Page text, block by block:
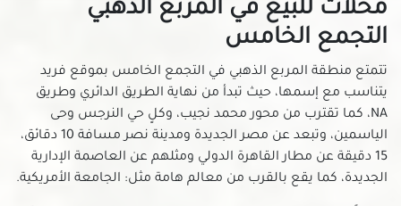
محلات للبيع في المربع الذهبي
التجمع الخامس
تتمتع منطقة المربع الذهبي في التجمع الخامس بموقع فريد
يتناسب مع إسمها، حيث تبدأ من نهاية الطريق الدائري وطريق
NA، كما تقترب من محور محمد نجيب، وكلٍ حي النرجس وحى
الياسمين، وتبعد عن مصر الجديدة ومدينة نصر مسافة 10 دقائق،
15 دقيقة عن مطار القاهرة الدولي ومثلهم عن العاصمة الإدارية
الجديدة، كما يقع بالقرب من معالم هامة مثل: الجامعة الأمريكية.